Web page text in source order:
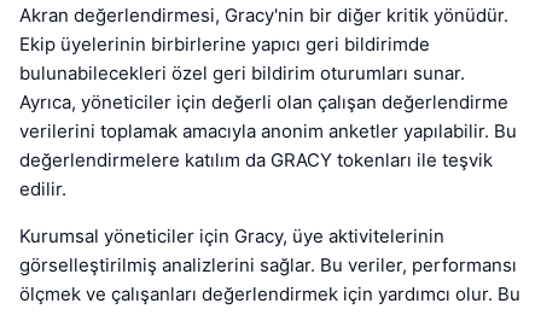
Akran değerlendirmesi, Gracy'nin bir diğer kritik yönüdür.
Ekip üyelerinin birbirlerine yapıcı geri bildirimde
bulunabilecekleri özel geri bildirim oturumları sunar.
Ayrıca, yöneticiler için değerli olan çalışan değerlendirme
verilerini toplamak amacıyla anonim anketler yapılabilir. Bu
değerlendirmelere katılım da GRACY tokenları ile teşvik
edilir.
Kurumsal yöneticiler için Gracy, üye aktivitelerinin
görselleştirilmiş analizlerini sağlar. Bu veriler, performansı
ölçmek ve çalışanları değerlendirmek için yardımcı olur. Bu